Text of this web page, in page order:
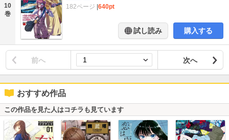
10
巻
182ページ 640pt
試し読み 購入する
前へ 次へ
おすすめ作品
この作品を見た人はコチラも見ています